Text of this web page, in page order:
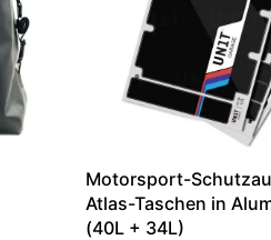
Motorsport-
Atlas-Taschen in
(40L + 34L)